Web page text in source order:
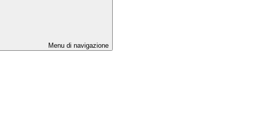
Menu di navigazione